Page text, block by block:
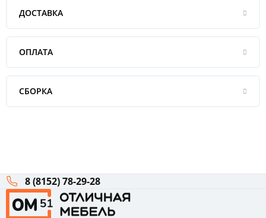
ДОСТАВКА
ОПЛАТА
СБОРКА
8 (8152) 78-29-28